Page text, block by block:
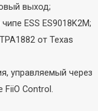
выход;
ESS ES9018K2M;
от Texas
управляемый через
Control.